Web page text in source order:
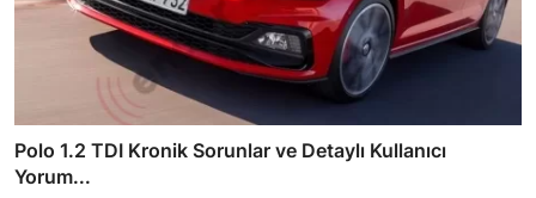
Polo 1.2 TDI Kronik Sorunlar ve Detaylı Kullanıcı
Yorum...